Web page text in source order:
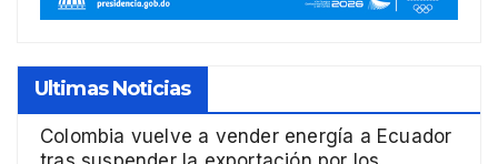
Ultimas Noticias
Colombia vuelve a vender energía a Ecuador